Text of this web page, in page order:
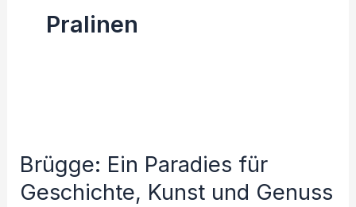
Pralinen
Brügge: Ein Paradies für
Geschichte, Kunst und Genuss